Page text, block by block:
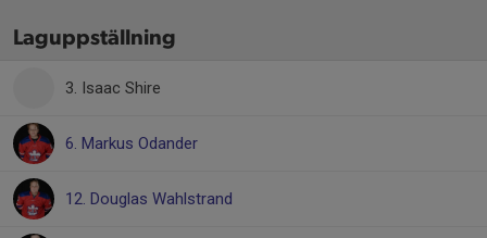
Laguppställning
3. Isaac Shire
6. Markus Odander
12. Douglas Wahlstrand